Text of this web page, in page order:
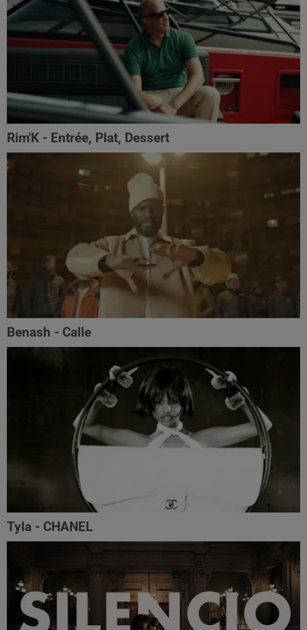
Rim'K - Entrée, Plat, Dessert
Benash - Calle
Tyla - CHANEL